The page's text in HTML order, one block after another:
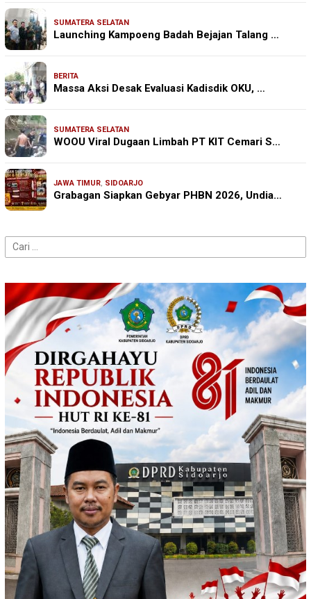
SUMATERA SELATAN
Launching Kampoeng Badah Bejajan Talang …
BERITA
Massa Aksi Desak Evaluasi Kadisdik OKU, …
SUMATERA SELATAN
WOOU Viral Dugaan Limbah PT KIT Cemari S…
JAWA TIMUR, SIDOARJO
Grabagan Siapkan Gebyar PHBN 2026, Undia…
Cari
untuk: